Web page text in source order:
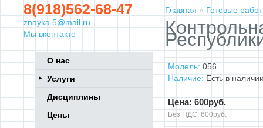
8(918)562-68-47
znayka.5@mail.ru
Мы вконтакте
О нас
Услуги
Дисциплины
Цены
Главная » Готовые
Модель: 056
Наличие: Есть в
Цена: 600руб.
Без НДС: 600руб.